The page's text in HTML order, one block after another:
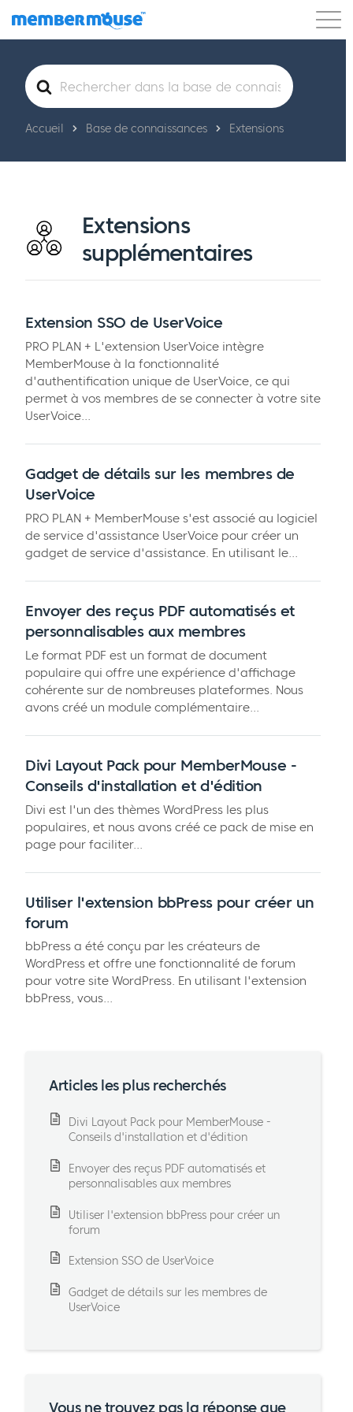
Caractéristiques Clients Tarification
Blog Podcast Connexion client Soutien
Commencer
Rechercher
Accueil Base de connaissances Extensions
Extensions
supplémentaires
Extension SSO de UserVoice
PRO PLAN + L'extension UserVoice intègre
MemberMouse à la fonctionnalité
d'authentification unique de UserVoice, ce qui
permet à vos membres de se connecter à votre site
UserVoice...
Gadget de détails sur les membres de
UserVoice
PRO PLAN + MemberMouse s'est associé au logiciel
de service d'assistance UserVoice pour créer un
gadget de service d'assistance. En utilisant le...
Envoyer des reçus PDF automatisés et
personnalisables aux membres
Le format PDF est un format de document
populaire qui offre une expérience d'affichage
cohérente sur de nombreuses plateformes. Nous
avons créé un module complémentaire...
Divi Layout Pack pour MemberMouse -
Conseils d'installation et d'édition
Divi est l'un des thèmes WordPress les plus
populaires, et nous avons créé ce pack de mise en
page pour faciliter...
Utiliser l'extension bbPress pour créer un
forum
bbPress a été conçu par les créateurs de
WordPress et offre une fonctionnalité de forum
pour votre site WordPress. En utilisant l'extension
bbPress, vous...
Articles les plus recherchés
Divi Layout Pack pour MemberMouse -
Conseils d'installation et d'édition
Envoyer des reçus PDF automatisés et
personnalisables aux membres
Utiliser l'extension bbPress pour créer un
forum
Extension SSO de UserVoice
Gadget de détails sur les membres de
UserVoice
Vous ne trouvez pas la réponse que